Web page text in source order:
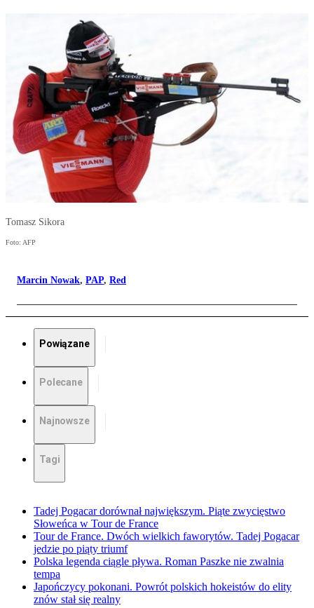
Tomasz Sikora
Foto: AFP
Marcin Nowak, PAP, Red
Powiązane
Polecane
Najnowsze
Tagi
Tadej Pogacar dorównał największym. Piąte zwycięstwo
Słoweńca w Tour de France
Tour de France. Dwóch wielkich faworytów. Tadej Pogacar
jedzie po piąty triumf
Polska legenda ciągle pływa. Roman Paszke nie zwalnia
tempa
Japończycy pokonani. Powrót polskich hokeistów do elity
znów stał się realny